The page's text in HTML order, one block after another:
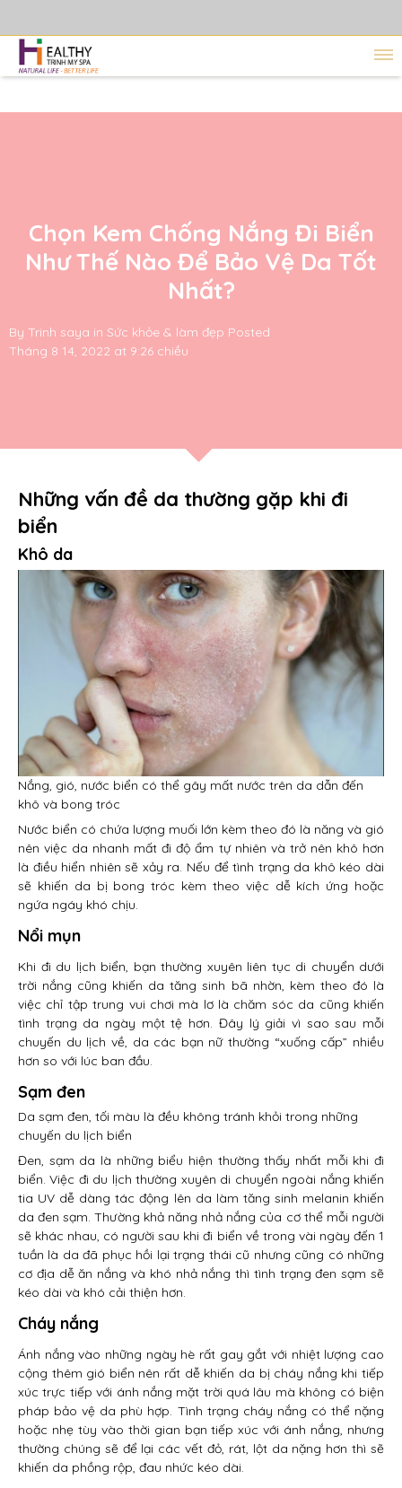
Chọn Kem Chống Nắng Đi Biển
Như Thế Nào Để Bảo Vệ Da Tốt
Nhất?
By Trinh saya in Sức khỏe & làm đẹp Posted
Tháng 8 14, 2022 at 9:26 chiều
Những vấn đề da thường gặp khi đi
biển
Khô da
Nắng, gió, nước biển có thể gây mất nước trên da dẫn đến
khô và bong tróc
Nước biển có chứa lượng muối lớn kèm theo đó là năng và gió
nên việc da nhanh mất đi độ ẩm tự nhiên và trở nên khô hơn
là điều hiển nhiên sẽ xảy ra. Nếu để tình trạng da khô kéo dài
sẽ khiến da bị bong tróc kèm theo việc dễ kích ứng hoặc
ngứa ngáy khó chịu.
Nổi mụn
Khi đi du lịch biển, bạn thường xuyên liên tục di chuyển dưới
trời nắng cũng khiến da tăng sinh bã nhờn, kèm theo đó là
việc chỉ tập trung vui chơi mà lơ là chăm sóc da cũng khiến
tình trạng da ngày một tệ hơn. Đây lý giải vì sao sau mỗi
chuyến du lịch về, da các bạn nữ thường “xuống cấp” nhiều
hơn so với lúc ban đầu.
Sạm đen
Da sạm đen, tối màu là đều không tránh khỏi trong những
chuyến du lịch biển
Đen, sạm da là những biểu hiện thường thấy nhất mỗi khi đi
biển. Việc đi du lịch thường xuyên di chuyển ngoài nắng khiến
tia UV dễ dàng tác động lên da làm tăng sinh melanin khiến
da đen sạm. Thường khả năng nhả nắng của cơ thể mỗi người
sẽ khác nhau, có người sau khi đi biển về trong vài ngày đến 1
tuần là da đã phục hồi lại trạng thái cũ nhưng cũng có những
cơ địa dễ ăn nắng và khó nhả nắng thì tình trạng đen sạm sẽ
kéo dài và khó cải thiện hơn.
Cháy nắng
Ánh nắng vào những ngày hè rất gay gắt với nhiệt lượng cao
cộng thêm gió biển nên rất dễ khiến da bị cháy nắng khi tiếp
xúc trực tiếp với ánh nắng mặt trời quá lâu mà không có biện
pháp bảo vệ da phù hợp. Tình trạng cháy nắng có thể nặng
hoặc nhẹ tùy vào thời gian bạn tiếp xúc với ánh nắng, nhưng
thường chúng sẽ để lại các vết đỏ, rát, lột da nặng hơn thì sẽ
khiến da phồng rộp, đau nhức kéo dài.